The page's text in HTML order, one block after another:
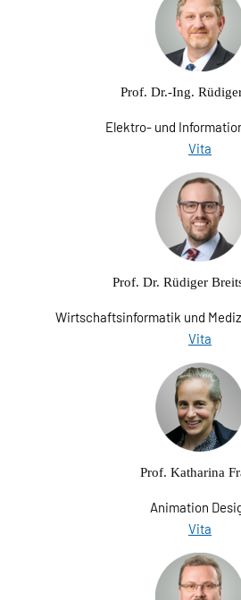
Prof. Dr.-Ing.
Elektro- und
Vita
Prof. Dr. Rüdiger
Wirtschaftsinformatik und
Vita
Prof. Katharina
Animation
Vita